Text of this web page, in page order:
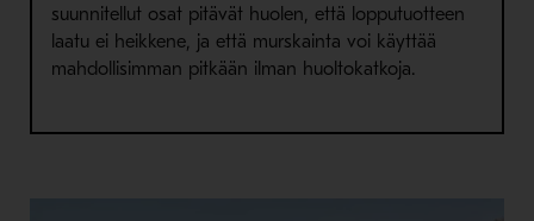
suunnitellut osat pitävät huolen, että lopputuotteen
laatu ei heikkene, ja että murskainta voi käyttää
mahdollisimman pitkään ilman huoltokatkoja.